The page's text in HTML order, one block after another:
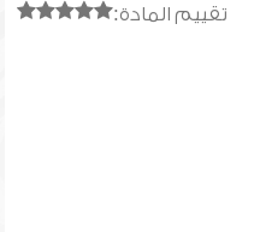
تقييم المادة: